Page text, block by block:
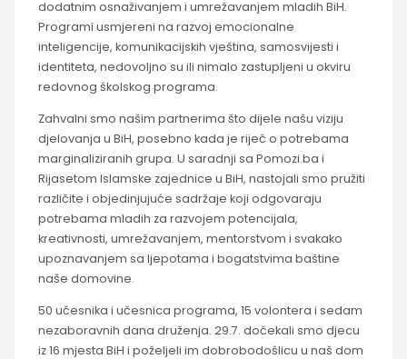
dodatnim osnaživanjem i umrežavanjem mladih BiH.
Programi usmjereni na razvoj emocionalne
inteligencije, komunikacijskih vještina, samosvijesti i
identiteta, nedovoljno su ili nimalo zastupljeni u okviru
redovnog školskog programa.
Zahvalni smo našim partnerima što dijele našu viziju
djelovanja u BiH, posebno kada je riječ o potrebama
marginaliziranih grupa. U saradnji sa Pomozi.ba i
Rijasetom Islamske zajednice u BiH, nastojali smo pružiti
različite i objedinjujuće sadržaje koji odgovaraju
potrebama mladih za razvojem potencijala,
kreativnosti, umrežavanjem, mentorstvom i svakako
upoznavanjem sa ljepotama i bogatstvima baštine
naše domovine.
50 učesnika i učesnica programa, 15 volontera i sedam
nezaboravnih dana druženja. 29.7. dočekali smo djecu
iz 16 mjesta BiH i poželjeli im dobrobodošlicu u naš dom